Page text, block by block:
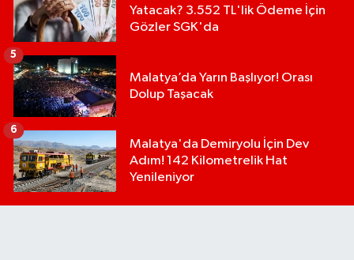
Yatacak? 3.552 TL'lik Ödeme İçin
Gözler SGK'da
Malatya’da Yarın Başlıyor! Orası
Dolup Taşacak
5
Malatya'da Demiryolu İçin Dev
Adım! 142 Kilometrelik Hat
Yenileniyor
6